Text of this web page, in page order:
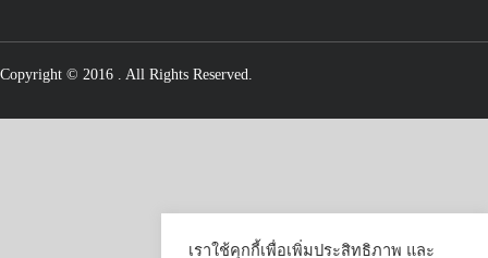
Copyright © 2016 . All Rights Reserved.
เราใช้คุกกี้เพื่อเพิ่มประสิทธิภาพ และ